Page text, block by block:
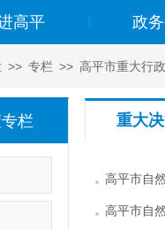
高平 政
>> 专栏 >> 高平市重大行
栏 重大
高平市自
高平市自